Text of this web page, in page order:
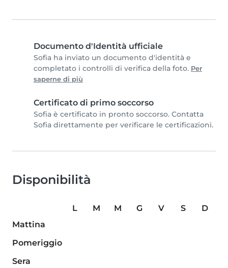
Documento d'Identità ufficiale
Sofia ha inviato un documento d'identità e
completato i controlli di verifica della foto. Per
saperne di più
Certificato di primo soccorso
Sofia è certificato in pronto soccorso. Contatta
Sofia direttamente per verificare le certificazioni.
Disponibilità
L M M G V S
D
Mattina
Pomeriggio
Sera